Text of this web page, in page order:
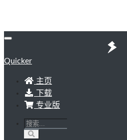
Quicker
主页
下载
专业版